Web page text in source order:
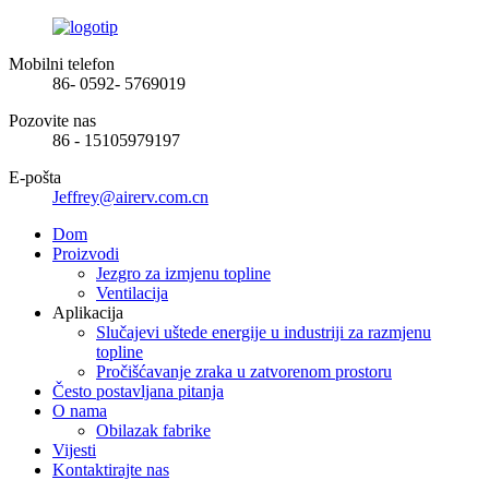
Mobilni telefon
86- 0592- 5769019
Pozovite nas
86 - 15105979197
E-pošta
Jeffrey@airerv.com.cn
Dom
Proizvodi
Jezgro za izmjenu topline
Ventilacija
Aplikacija
Slučajevi uštede energije u industriji za razmjenu
topline
Pročišćavanje zraka u zatvorenom prostoru
Često postavljana pitanja
O nama
Obilazak fabrike
Vijesti
Kontaktirajte nas